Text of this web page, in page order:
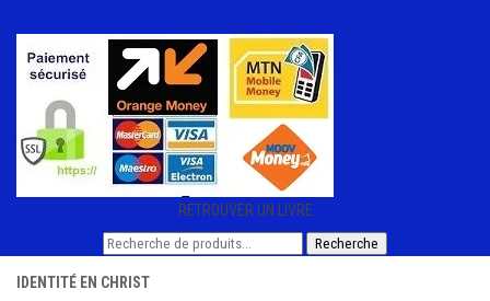
RETROUVER UN LIVRE
Recherche
Recherche
IDENTITÉ EN CHRIST